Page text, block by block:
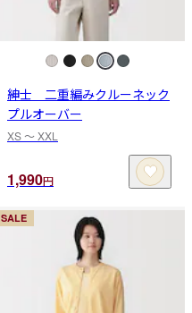
紳士 二重編みクルーネック
プルオーバー
XS 〜 XXL
1,990円
SALE